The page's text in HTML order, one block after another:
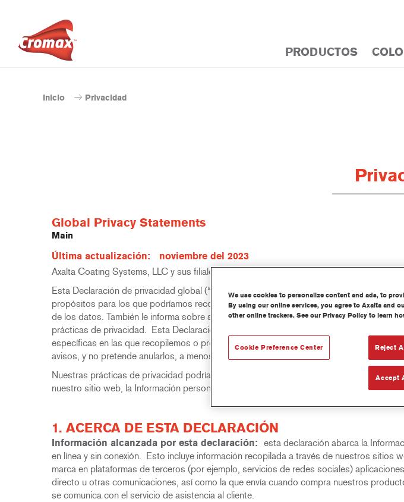
PRODUCTOS
Inicio Privacidad
Global Privacy Statements
Main
Última actualización: noviembre del 2023
Axalta Coating Systems, LLC y sus filialesen todo el mundo (colectivamente, “Grupo
Esta Declaración de privacidad global (“Declaración de privacidad”) describe los tipos
propósitos para los que podríamos recopilar esa Información personal, las partes con
de los datos. También le informa sobre sus derechos y opciones con respecto a su
prácticas de privacidad. Esta Declaración de privacidad se suma a cualquier otra
específicas en las que recopilemos o procesemos información sobre usted. Esta
avisos, y no pretende anularlos, a menos que se indique de forma explícita en el presente
Nuestras prácticas de privacidad podrían variar entre los países en los que operamos
nuestro sitio web, la Información personal que proporcione podría regirse por un aviso
1. ACERCA DE ESTA DECLARACIÓN
Información alcanzada por esta declaración: esta declaración abarca la
en línea y sin conexión. Esto incluye información recopilada a través de nuestros
marca en plataformas de terceros (por ejemplo, servicios de redes sociales)
directo u otras comunicaciones, así como la que envía cuando compra nuestros
se comunica con el servicio de asistencia al cliente.
We use cookies to personalize content and ads, to
By using our online services, you agree to Axalta and
other online trackers. See our Privacy Policy to learn
Reject
Accept
Cookie Preference Center